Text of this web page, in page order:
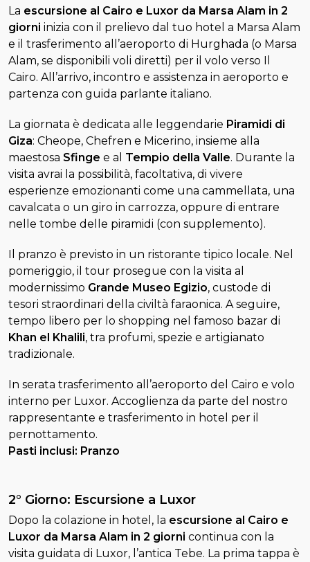
La escursione al Cairo e Luxor da Marsa Alam in 2
giorni inizia con il prelievo dal tuo hotel a Marsa Alam
e il trasferimento all’aeroporto di Hurghada (o Marsa
Alam, se disponibili voli diretti) per il volo verso Il
Cairo. All’arrivo, incontro e assistenza in aeroporto e
partenza con guida parlante italiano.
La giornata è dedicata alle leggendarie Piramidi di
Giza: Cheope, Chefren e Micerino, insieme alla
maestosa Sfinge e al Tempio della Valle. Durante la
visita avrai la possibilità, facoltativa, di vivere
esperienze emozionanti come una cammellata, una
cavalcata o un giro in carrozza, oppure di entrare
nelle tombe delle piramidi (con supplemento).
Il pranzo è previsto in un ristorante tipico locale. Nel
pomeriggio, il tour prosegue con la visita al
modernissimo Grande Museo Egizio, custode di
tesori straordinari della civiltà faraonica. A seguire,
tempo libero per lo shopping nel famoso bazar di
Khan el Khalili, tra profumi, spezie e artigianato
tradizionale.
In serata trasferimento all’aeroporto del Cairo e volo
interno per Luxor. Accoglienza da parte del nostro
rappresentante e trasferimento in hotel per il
pernottamento.
Pasti inclusi: Pranzo
2° Giorno: Escursione a Luxor
Dopo la colazione in hotel, la escursione al Cairo e
Luxor da Marsa Alam in 2 giorni continua con la
visita guidata di Luxor, l’antica Tebe. La prima tappa è